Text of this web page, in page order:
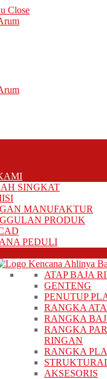
Close
SINGKAT
MANUFAKTUR
PRODUK
PEDULI
ATAP BAJA
GENTENG
PENUTUP
RANGKA
RANGKA
RANGKA
RINGAN
RANGKA
AKSESORIS